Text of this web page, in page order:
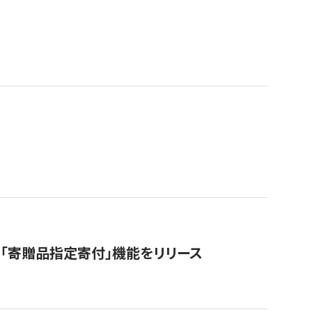
贈品指定寄付」機能をリリース